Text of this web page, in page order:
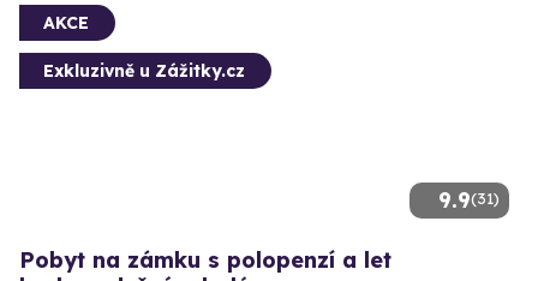
9.9(31)
AKCE
Exkluzivně u Zážitky.cz
Pobyt na zámku s polopenzí a let